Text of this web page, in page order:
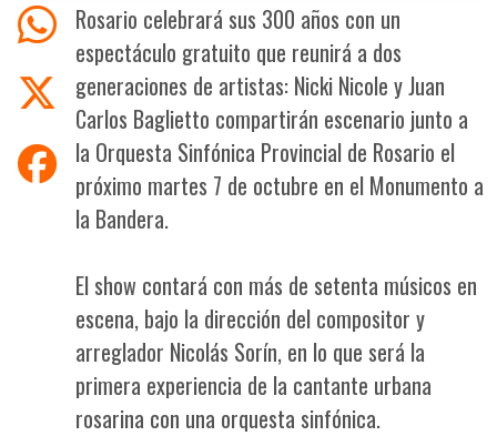
Rosario celebrará sus 300 años con un
espectáculo gratuito que reunirá a dos
generaciones de artistas: Nicki Nicole y Juan
Carlos Baglietto compartirán escenario junto a
la Orquesta Sinfónica Provincial de Rosario el
próximo martes 7 de octubre en el Monumento a
la Bandera.
El show contará con más de setenta músicos en
escena, bajo la dirección del compositor y
arreglador Nicolás Sorín, en lo que será la
primera experiencia de la cantante urbana
rosarina con una orquesta sinfónica.